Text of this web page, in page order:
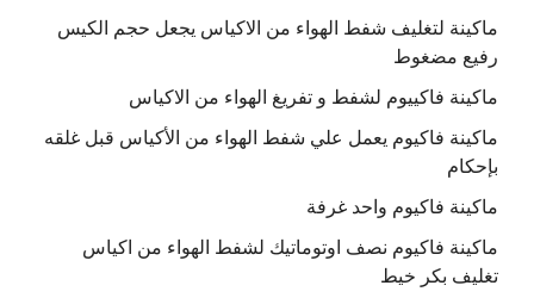
ماكينة لتغليف شفط الهواء من الاكياس يجعل حجم الكيس
رفيع مضغوط
ماكينة فاكييوم لشفط و تفريغ الهواء من الاكياس
ماكينة فاكيوم يعمل علي شفط الهواء من الأكياس قبل غلقه
بإحكام
ماكينة فاكيوم واحد غرفة
ماكينة فاكيوم نصف اوتوماتيك لشفط الهواء من اكياس
تغليف بكر خيط